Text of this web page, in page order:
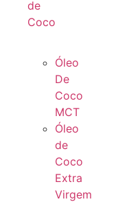
de
Coco
Óleo
De
Coco
MCT
Óleo
de
Coco
Extra
Virgem